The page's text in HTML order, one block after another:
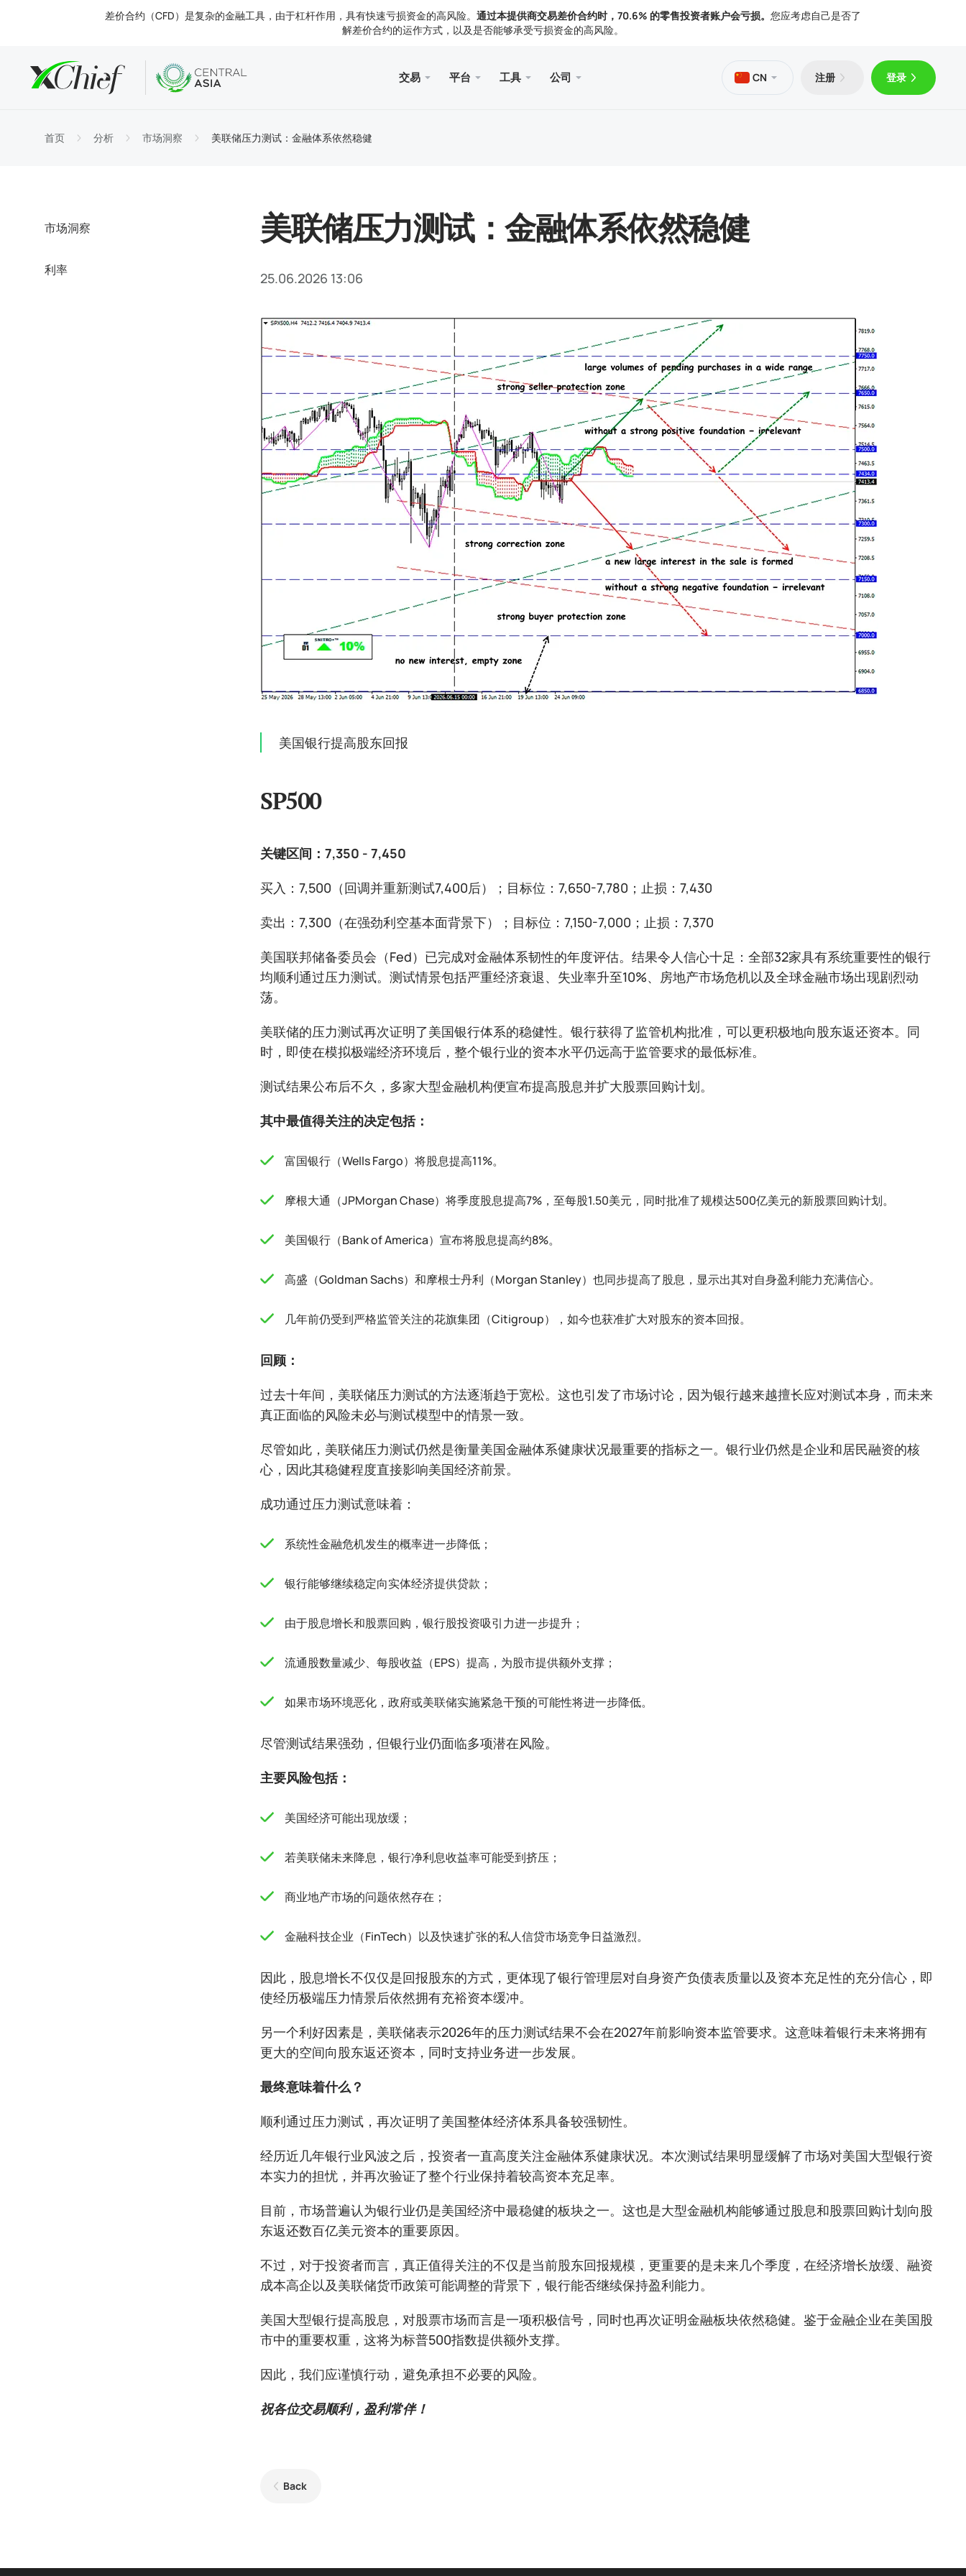
差价合约（CFD）是复杂的金融工具，由于杠杆作用，具有快速亏损资金的高风险。 通过本提供商交易差价合约时，70.6% 的零售投资者账户会亏损。 您应考虑自己是否了
解差价合约的运作方式，以及是否能够承受亏损资金的高风险。
交易
交易工具
平台
MetaTrader 5 网页终端
工具
利率
公司
公司新闻
CN 注册 登录
首页 分析 市场洞察 美联储压力测试：金融体系依然稳健
市场洞察
利率
美联储压力测试：金融体系依然稳健
25.06.2026 13:06
美国银行提高股东回报
SP500
关键区间：7,350 - 7,450
买入：7,500（回调并重新测试7,400后）；目标位：7,650-7,780；止损：7,430
卖出：7,300（在强劲利空基本面背景下）；目标位：7,150-7,000；止损：7,370
美国联邦储备委员会（Fed）已完成对金融体系韧性的年度评估。结果令人信心十足：全部32家具有系统重要性的银行
均顺利通过压力测试。测试情景包括严重经济衰退、失业率升至10%、房地产市场危机以及全球金融市场出现剧烈动
荡。
美联储的压力测试再次证明了美国银行体系的稳健性。银行获得了监管机构批准，可以更积极地向股东返还资本。同
时，即使在模拟极端经济环境后，整个银行业的资本水平仍远高于监管要求的最低标准。
测试结果公布后不久，多家大型金融机构便宣布提高股息并扩大股票回购计划。
其中最值得关注的决定包括：
富国银行（Wells Fargo）将股息提高11%。
摩根大通（JPMorgan Chase）将季度股息提高7%，至每股1.50美元，同时批准了规模达500亿美元的新股票回购计划。
美国银行（Bank of America）宣布将股息提高约8%。
高盛（Goldman Sachs）和摩根士丹利（Morgan Stanley）也同步提高了股息，显示出其对自身盈利能力充满信心。
几年前仍受到严格监管关注的花旗集团（Citigroup），如今也获准扩大对股东的资本回报。
回顾：
过去十年间，美联储压力测试的方法逐渐趋于宽松。这也引发了市场讨论，因为银行越来越擅长应对测试本身，而未来
真正面临的风险未必与测试模型中的情景一致。
尽管如此，美联储压力测试仍然是衡量美国金融体系健康状况最重要的指标之一。银行业仍然是企业和居民融资的核
心，因此其稳健程度直接影响美国经济前景。
成功通过压力测试意味着：
系统性金融危机发生的概率进一步降低；
银行能够继续稳定向实体经济提供贷款；
由于股息增长和股票回购，银行股投资吸引力进一步提升；
流通股数量减少、每股收益（EPS）提高，为股市提供额外支撑；
如果市场环境恶化，政府或美联储实施紧急干预的可能性将进一步降低。
尽管测试结果强劲，但银行业仍面临多项潜在风险。
主要风险包括：
美国经济可能出现放缓；
若美联储未来降息，银行净利息收益率可能受到挤压；
商业地产市场的问题依然存在；
金融科技企业（FinTech）以及快速扩张的私人信贷市场竞争日益激烈。
因此，股息增长不仅仅是回报股东的方式，更体现了银行管理层对自身资产负债表质量以及资本充足性的充分信心，即
使经历极端压力情景后依然拥有充裕资本缓冲。
另一个利好因素是，美联储表示2026年的压力测试结果不会在2027年前影响资本监管要求。这意味着银行未来将拥有
更大的空间向股东返还资本，同时支持业务进一步发展。
最终意味着什么？
顺利通过压力测试，再次证明了美国整体经济体系具备较强韧性。
经历近几年银行业风波之后，投资者一直高度关注金融体系健康状况。本次测试结果明显缓解了市场对美国大型银行资
本实力的担忧，并再次验证了整个行业保持着较高资本充足率。
目前，市场普遍认为银行业仍是美国经济中最稳健的板块之一。这也是大型金融机构能够通过股息和股票回购计划向股
东返还数百亿美元资本的重要原因。
不过，对于投资者而言，真正值得关注的不仅是当前股东回报规模，更重要的是未来几个季度，在经济增长放缓、融资
成本高企以及美联储货币政策可能调整的背景下，银行能否继续保持盈利能力。
美国大型银行提高股息，对股票市场而言是一项积极信号，同时也再次证明金融板块依然稳健。鉴于金融企业在美国股
市中的重要权重，这将为标普500指数提供额外支撑。
因此，我们应谨慎行动，避免承担不必要的风险。
祝各位交易顺利，盈利常伴！
Back